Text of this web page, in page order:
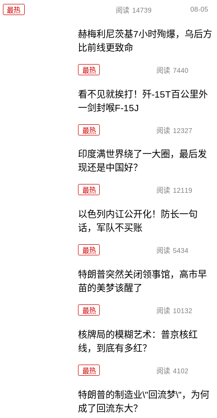
最热 阅读 14739 08-05
赫梅利尼茨基7小时殉爆，乌后方
比前线更致命
最热 阅读 7440
看不见就挨打！歼-15T百公里外
一剑封喉F-15J
最热 阅读 12327
印度满世界绕了一大圈，最后发
现还是中国好？
最热 阅读 12119
以色列内讧公开化！防长一句
话，军队不买账
最热 阅读 5434
特朗普突然关闭领事馆，高市早
苗的美梦该醒了
最热 阅读 10132
核牌局的模糊艺术：普京核红
线，到底有多红？
最热 阅读 4102
特朗普的制造业\"回流梦\"，为何
成了回流东大？